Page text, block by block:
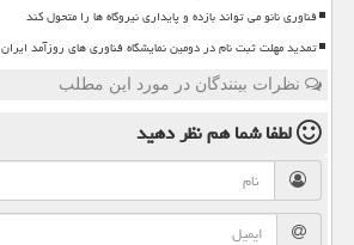
فناوری نانو می تواند بازده و پایداری نیروگاه ها را متحول کند
تمدید مهلت ثبت نام در دومین نمایشگاه فناوری های روزآمد ایران
نظرات بینندگان در مورد این مطلب
لطفا شما همنظر دهید